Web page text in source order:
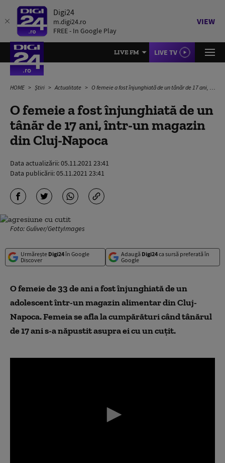
Digi24
m.digi24.ro
FREE - In Google Play
VIEW
LIVE FM LIVE TV
HOME Știri Actualitate O femeie a fost înjunghiată de un tânăr de 17 ani, într-un magazin din Cluj-Napoca
O femeie a fost înjunghiată de un
tânăr de 17 ani, într-un magazin
din Cluj-Napoca
Data actualizării:05.11.2021 23:41
Data publicării:05.11.2021 23:41
Foto: Guliver/GettyImages
Urmărește Digi24în Google
Discover
Adaugă Digi24ca sursă preferată în
Google
O femeie de 33 de ani a fost înjunghiată de un
adolescent într-un magazin alimentar din Cluj-
Napoca. Femeia se afla la cumpărături când tânărul
de 17 ani s-a năpustit asupra ei cu un cuțit.